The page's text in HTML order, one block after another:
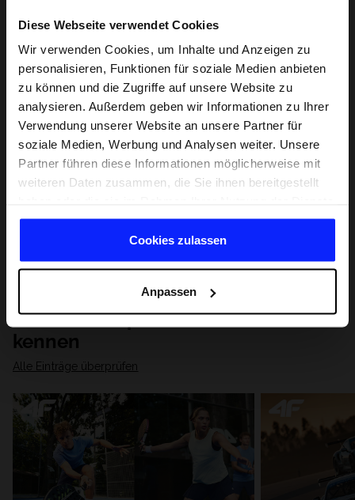
Diese Webseite verwendet Cookies
Wir verwenden Cookies, um Inhalte und Anzeigen zu
personalisieren, Funktionen für soziale Medien anbieten
zu können und die Zugriffe auf unsere Website zu
analysieren. Außerdem geben wir Informationen zu Ihrer
Verwendung unserer Website an unsere Partner für
soziale Medien, Werbung und Analysen weiter. Unsere
Partner führen diese Informationen möglicherweise mit
weiteren Daten zusammen, die Sie ihnen bereitgestellt
gesammelt haben.
Cookies zulassen
Anpassen
Lernen Sie Sport von Grund auf
kennen
Alle Einträge überprüfen